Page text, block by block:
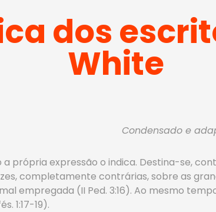
dos
White
Condensado e
própria expressão o indica. Destina-se,
completamente contrárias, sobre as
empregada (II Ped. 3:16). Ao mesmo
1:17-19).